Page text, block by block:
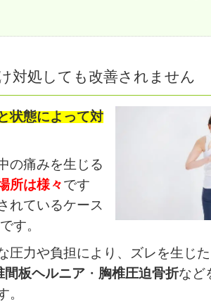
対処しても改善されません
状態によって対
の痛みを生じる
所は様々です
れているケース
す。
圧力や負担により、ズレを生じ
間板ヘルニア ・ 胸椎圧迫骨折など
。